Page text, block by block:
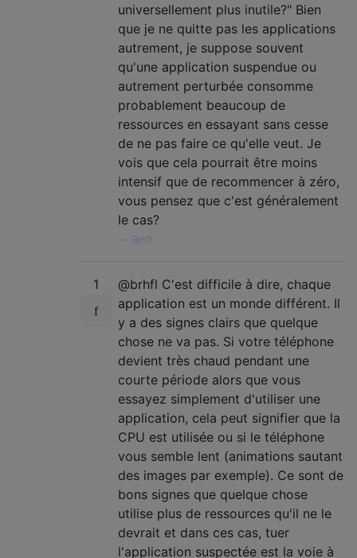
universellement plus inutile?" Bien
que je ne quitte pas les applications
autrement, je suppose souvent
qu'une application suspendue ou
autrement perturbée consomme
probablement beaucoup de
ressources en essayant sans cesse
de ne pas faire ce qu'elle veut. Je
vois que cela pourrait être moins
intensif que de recommencer à zéro,
vous pensez que c'est généralement
le cas?
Brhfl
1
@brhfl C'est difficile à dire, chaque
application est un monde différent. Il
y a des signes clairs que quelque
chose ne va pas. Si votre téléphone
devient très chaud pendant une
courte période alors que vous
essayez simplement d'utiliser une
application, cela peut signifier que la
CPU est utilisée ou si le téléphone
vous semble lent (animations sautant
des images par exemple). Ce sont de
bons signes que quelque chose
utilise plus de ressources qu'il ne le
devrait et dans ces cas, tuer
l'application suspectée est la voie à